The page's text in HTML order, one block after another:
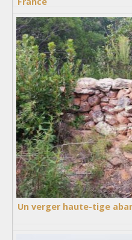
Un verger haute-tige